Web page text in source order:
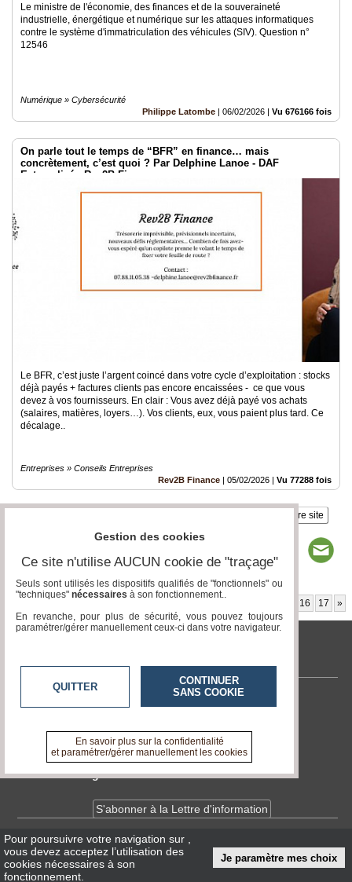
Le ministre de l'économie, des finances et de la souveraineté
industrielle, énergétique et numérique sur les attaques informatiques
contre le système d'immatriculation des véhicules (SIV). Question n°
12546
Numérique » Cybersécurité
Philippe Latombe | 06/02/2026 | Vu 676166 fois
On parle tout le temps de “BFR” en finance… mais
concrètement, c’est quoi ? Par Delphine Lanoe - DAF
Externalisé - Rev2B Finance
Le BFR, c’est juste l’argent coincé dans votre cycle d’exploitation : stocks
déjà payés + factures clients pas encore encaissées - ce que vous
devez à vos fournisseurs. En clair : Vous avez déjà payé vos achats
(salaires, matières, loyers…). Vos clients, eux, vous paient plus tard. Ce
décalage..
Entreprises » Conseils Entreprises
Rev2B Finance | 05/02/2026 | Vu 77288 fois
Insérez sur votre site
Page 9 / 192 16 17 »
tvlocale.fr
Contactez-nous
A propos de tvlocale.fr
Devenir délégué
S'abonner à la Lettre d'information
InfosCNIL/RGPD
Conditions Générales d'Utilisation
Pour poursuivre votre navigation sur
vous devez acceptez l’utilisation des
cookies nécessaires à son
fonctionnement.
Je paramètre mes choix
Gestion des cookies
Ce site n'utilise AUCUN cookie de "traçage"
Seuls sont utilisés les dispositifs qualifiés de "fonctionnels" ou
"techniques" nécessaires à son fonctionnement..
En revanche, pour plus de sécurité, vous pouvez toujours
paramétrer/gérer manuellement ceux-ci dans votre navigateur.
QUITTER
CONTINUER
SANS COOKIE
En savoir plus sur la confidentialité
et paramétrer/gérer manuellement les cookies